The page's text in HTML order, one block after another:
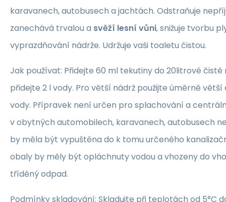
karavanech, autobusech a jachtách. Odstraňuje
zanechává trvalou a svěží lesní vůni, snižuje tvorbu
vyprazdňování nádrže. Udržuje vaši toaletu čistou.
Jak používat: Přidejte 60 ml tekutiny do 20litrové
přidejte 2 l vody. Pro větší nádrž použijte úměrně
vody. Přípravek není určen pro splachování a
v obytných automobilech, karavanech, autobusech
by měla být vypuštěna do k tomu určeného
obaly by měly být opláchnuty vodou a vhozeny do
tříděný odpad.
Podmínky skladování: Skladujte při teplotách od 5°C